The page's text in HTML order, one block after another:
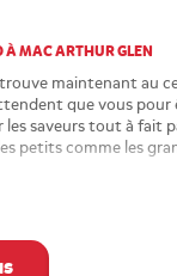
À MAC ARTHUR GLEN
maintenant au
que vous pour
saveurs tout à fait
petits comme les
ne savez pas